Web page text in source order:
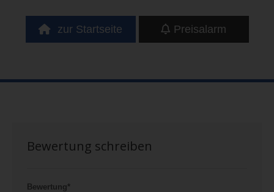
zur Startseite Preisalarm
Bewertung schreiben
Bewertung*